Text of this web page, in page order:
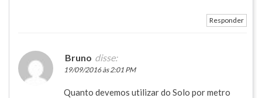
Responder
Bruno disse:
19/09/2016 às 2:01 PM
Quanto devemos utilizar do Solo por metro